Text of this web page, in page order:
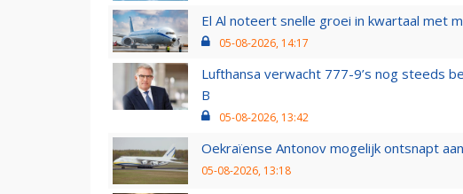
El Al noteert snelle groei in kwartaal met
05-08-2026, 14:17
Lufthansa verwacht 777-9’s nog steeds
B
05-08-2026, 13:42
Oekraïense Antonov mogelijk ontsnapt
05-08-2026, 13:18